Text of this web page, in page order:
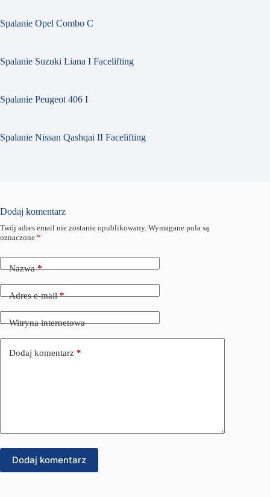
Spalanie Opel Combo C
Spalanie Suzuki Liana I Facelifting
Spalanie Peugeot 406 I
Spalanie Nissan Qashqai II Facelifting
Dodaj komentarz
Twój adres email nie zostanie opublikowany. Wymagane pola są
oznaczone *
Nazwa*
Adres e-mail*
Witryna internetowa
Dodaj komentarz *
Dodaj komentarz